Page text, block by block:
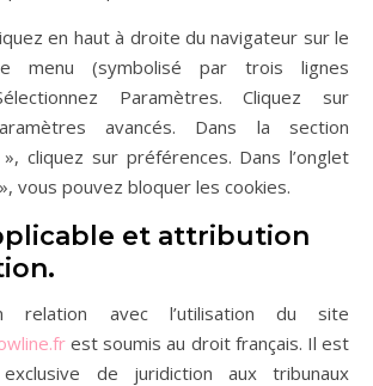
en haut à droite du navigateur sur le
menu (symbolisé par trois lignes
Paramètres. Cliquez sur
avancés. Dans la section
cliquez sur préférences. Dans l’onglet
vous pouvez bloquer les cookies.
et attribution
relation avec l’utilisation du site
est soumis au droit français. Il est
de juridiction aux tribunaux